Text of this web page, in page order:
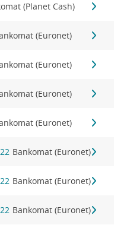
(Planet Cash)
(Euronet)
(Euronet)
(Euronet)
(Euronet)
Bankomat (Euronet)
Bankomat (Euronet)
Bankomat (Euronet)